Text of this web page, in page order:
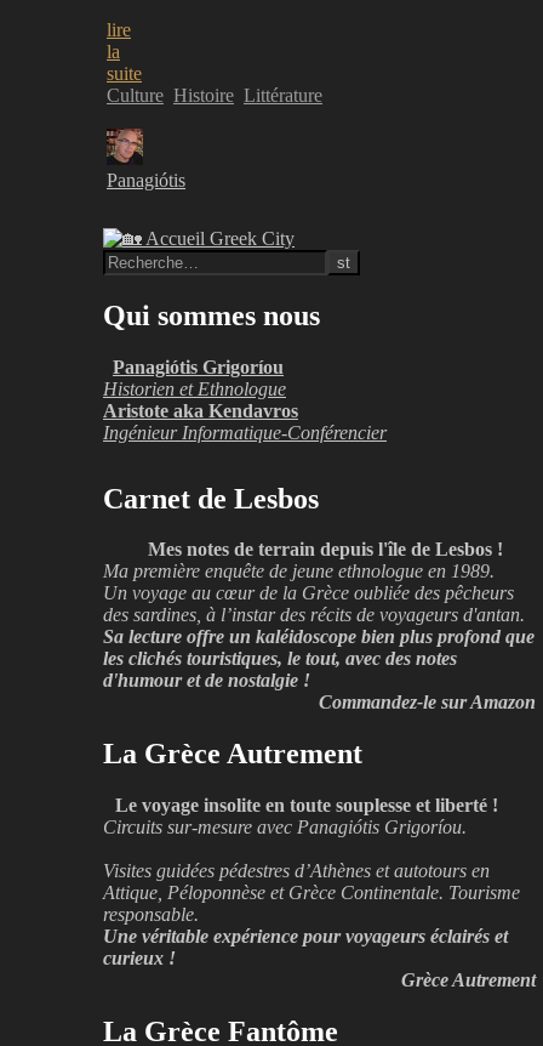
lire
la
suite
Culture Histoire Littérature
Panagiótis
Qui sommes nous
Panagiótis Grigoríou
Historien et Ethnologue
Aristote aka Kendavros
Ingénieur Informatique-Conférencier
Carnet de Lesbos
Mes notes de terrain depuis l'île de Lesbos !
Ma première enquête de jeune ethnologue en 1989.
Un voyage au cœur de la Grèce oubliée des pêcheurs
des sardines, à l’instar des récits de voyageurs d'antan.
Sa lecture offre un kaléidoscope bien plus profond que
les clichés touristiques, le tout, avec des notes
d'humour et de nostalgie !
Commandez-le sur Amazon
La Grèce Autrement
Le voyage insolite en toute souplesse et liberté !
Circuits sur-mesure avec Panagiótis Grigoríou.
Visites guidées pédestres d’Athènes et autotours en
Attique, Péloponnèse et Grèce Continentale. Tourisme
responsable.
Une véritable expérience pour voyageurs éclairés et
curieux !
Grèce Autrement
La Grèce Fantôme